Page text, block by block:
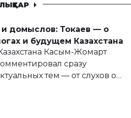
и домыслов: Токаев — о
и будущем Казахстана
Касым-Жомарт
сразу
тем — от слухов о
и личного здоровья.